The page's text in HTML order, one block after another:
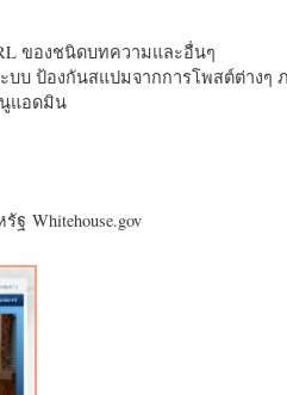
ของชนิดบทความและอื่นๆ
บบ ป้องกันสแปมจากการโพสต์ต่างๆ
แอดมิน
Whitehouse.gov